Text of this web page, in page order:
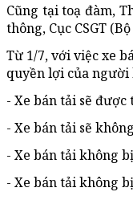
Cũng tại toạ đàm,
thông, Cục CSGT
Từ 1/7, với việc xe
quyền lợi của người
- Xe bán tải sẽ
- Xe bán tải sẽ
- Xe bán tải không
- Xe bán tải không